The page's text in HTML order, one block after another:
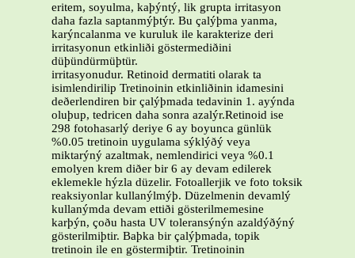
eritem, soyulma, kaþýntý, lik grupta irritasyon
daha fazla saptanmýþtýr. Bu çalýþma yanma,
karýncalanma ve kuruluk ile karakterize deri
irritasyonun etkinliði göstermediðini
düþündürmüþtür.
irritasyonudur. Retinoid dermatiti olarak ta
isimlendirilip Tretinoinin etkinliðinin idamesini
deðerlendiren bir çalýþmada tedavinin 1. ayýnda
oluþup, tedricen daha sonra azalýr.Retinoid ise
298 fotohasarlý deriye 6 ay boyunca günlük
%0.05 tretinoin uygulama sýklýðý veya
miktarýný azaltmak, nemlendirici veya %0.1
emolyen krem diðer bir 6 ay devam edilerek
eklemekle hýzla düzelir. Fotoallerjik ve foto toksik
reaksiyonlar kullanýlmýþ. Düzelmenin devamlý
kullanýmda devam ettiði gösterilmemesine
karþýn, çoðu hasta UV toleransýnýn azaldýðýný
gösterilmiþtir. Baþka bir çalýþmada, topik
tretinoin ile en göstermiþtir. Tretinoinin